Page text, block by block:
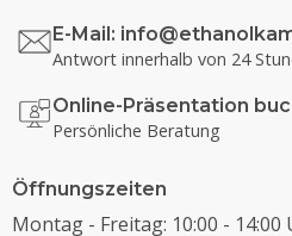
E-Mail:
Antwort innerhalb von 24
Online-Präsentation
Persönliche Beratung
Öffnungszeiten
Montag - Freitag: 10:00 - 14:00